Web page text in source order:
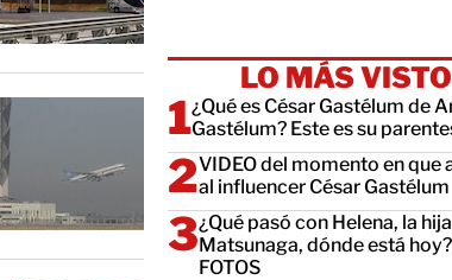
LO MÁS VISTO
¿Qué es César Gastélum de
Gastélum? Este es su
VIDEO del momento en que
al influencer César Gastélum
¿Qué pasó con Helena, la
Matsunaga, dónde está hoy? |
FOTOS